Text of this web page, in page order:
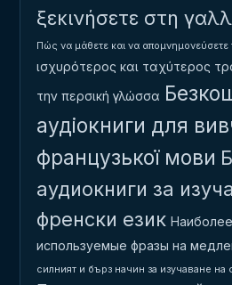
ξεκινήσετε στη
Πώς να μάθετε και να απομνημονεύσετε
ισχυρότερος και ταχύτερος
την περσική γλώσσα
аудіокниги для
французької мови
аудиокниги за
френски език
используемые фразы на
силният и бърз начин за изучаване на